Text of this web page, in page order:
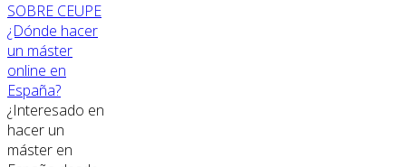
SOBRE CEUPE
¿Dónde hacer
un máster
online en
España?
¿Interesado en
hacer un
máster en